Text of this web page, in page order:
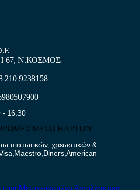
67, Ν.ΚΟΣΜΟΣ
210 9238158
- 16:30
ΜΕΣΩ ΚΑΡΤΩΝ
πιστωτικών, χρεωστικών &
Μεταχειρισμένα Ανταλλακτικά